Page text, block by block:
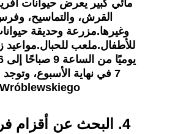
مائي كبير يعرض حيوانات
القرش، والتماسيح،
وغيرها.مزرعة وحديقة
للأطفال.ملعب للحبال.مواعيد
7 في نهاية الأسبوع،
Wróblewskiego.
4. البحث عن أقزام فروتسواف